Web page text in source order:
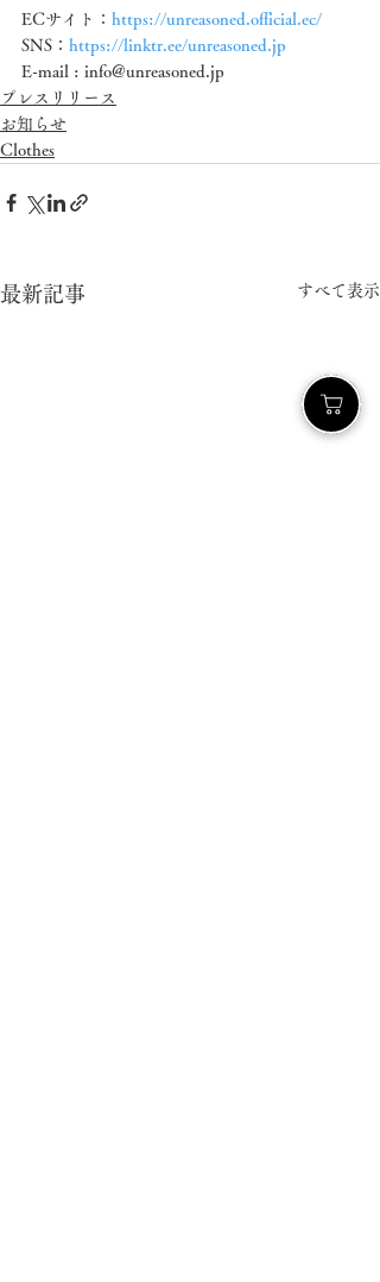
ECサイト： https://unreasoned.official.ec/
SNS： https://linktr.ee/unreasoned.jp
E-mail : info@unreasoned.jp
プレスリリース
お知らせ
Clothes
最新記事 すべて表示